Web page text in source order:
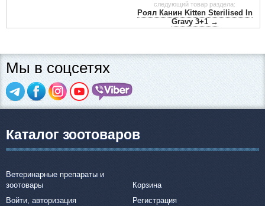
следующий товар раздела:
Роял Канин Kitten Sterilised In
Gravy 3+1 →
Мы в соцсетях
Каталог зоотоваров
Ветеринарные препараты и
зоотовары
Корзина
Войти, авторизация
Регистрация